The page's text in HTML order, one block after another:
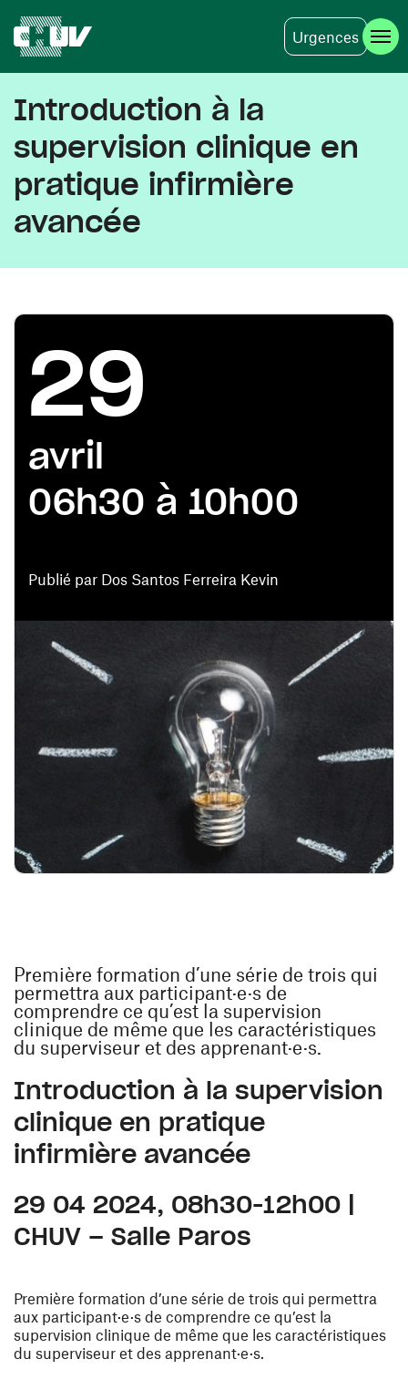
Urgences
Introduction à la
supervision clinique en
pratique infirmière
avancée
Publié par Dos Santos Ferreira Kevin
29
avril
06h30 à 10h00
Première formation d’une série de trois qui
permettra aux participant·e·s de
comprendre ce qu’est la supervision
clinique de même que les caractéristiques
du superviseur et des apprenant·e·s.
Introduction à la supervision
clinique en pratique
infirmière avancée
29 04 2024, 08h30-12h00 |
CHUV – Salle Paros
Première formation d’une série de trois qui permettra
aux participant·e·s de comprendre ce qu’est la
supervision clinique de même que les caractéristiques
du superviseur et des apprenant·e·s.